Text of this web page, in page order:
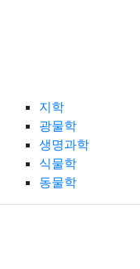
지학
광물학
생명과학
식물학
동물학